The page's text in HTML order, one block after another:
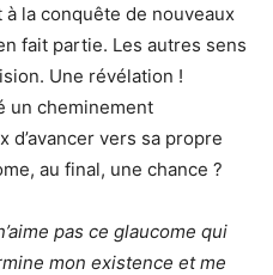
à la conquête de nouveaux
fait partie. Les autres sens
Une révélation !
un cheminement
d’avancer vers sa propre
au final, une chance ?
pas ce glaucome qui
mon existence et me